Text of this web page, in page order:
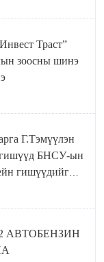
Траст”
зоосны шинэ
Г.Тэмүүлэн
БНСУ-ын
гишүүдийг
АВТОБЕНЗИН